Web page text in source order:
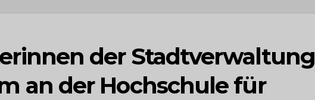
der Stadtverwaltung
an der Hochschule für